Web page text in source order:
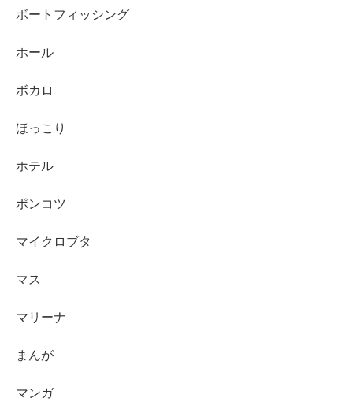
ボートフィッシング
ホール
ボカロ
ほっこり
ホテル
ポンコツ
マイクロブタ
マス
マリーナ
まんが
マンガ